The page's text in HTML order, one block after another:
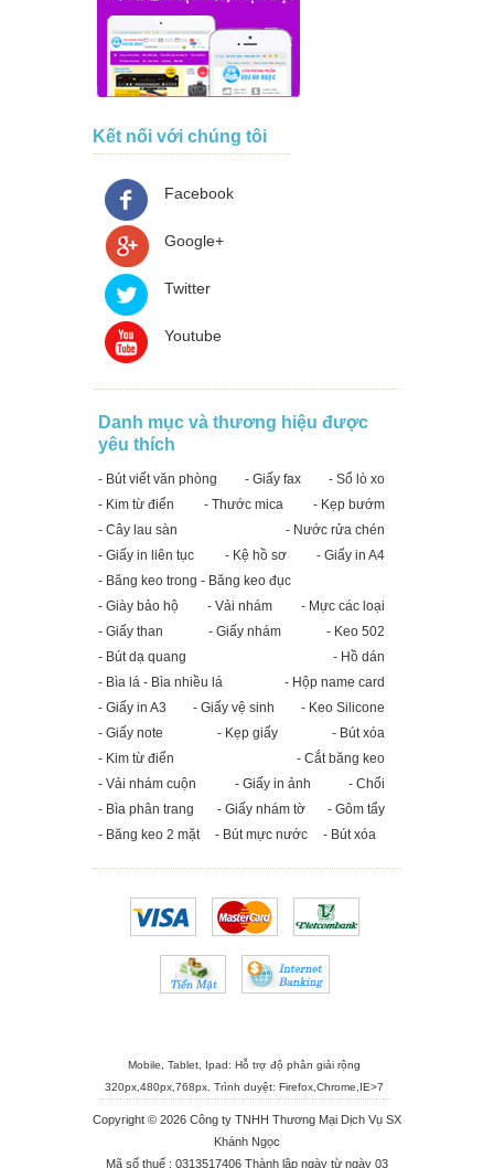
Kết nối với chúng tôi
Facebook
Google+
Twitter
Youtube
Danh mục và thương hiệu được
yêu thích
- Bút viết văn phòng - Giấy fax
- Sổ lò xo
- Kim từ điển
- Thước mica
- Kẹp bướm
- Cây lau sàn
- Nước rửa chén
- Giấy in liên tục
- Kệ hồ sơ
- Giấy in A4
- Băng keo trong - Băng keo đục
- Giày bảo hộ
- Vải nhám
- Mực các loại
- Giấy than
- Giấy nhám
- Keo 502
- Bút dạ quang
- Hồ dán
- Bìa lá - Bìa nhiều lá
- Hộp name card
- Giấy in A3
- Giấy vệ sinh
- Keo Silicone
- Giấy note
- Kẹp giấy
- Bút xóa
- Kim từ điển
- Cắt băng keo
- Vải nhám cuộn
- Giấy in ảnh
- Chổi
- Bìa phân trang
- Giấy nhám tờ
- Gôm tẩy
- Băng keo 2 mặt
- Bút mực nước - Bút xóa
Mobile, Tablet, Ipad: Hỗ trợ độ phân giải rộng
320px,480px,768px. Trình duyệt: Firefox Chrome IE>7
Copyright © 2026 Công ty TNHH Thương Mại Dịch Vụ SX
Khánh Ngọc
Mã số thuế : 0313517406 Thành lập ngày từ ngày 03